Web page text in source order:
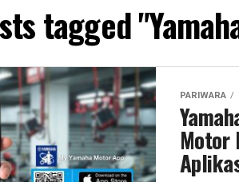
tagged
PARIWARA
Motor